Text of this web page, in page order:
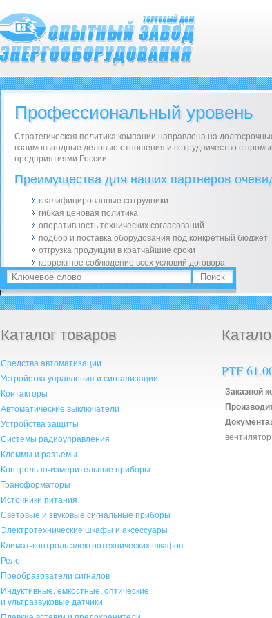
Профессиональный уровень
Стратегическая политика компании направлена на
взаимовыгодные деловые отношения и сотрудничество с
предприятиями России.
Преимущества для наших партнеров
квалифицированные сотрудники
гибкая ценовая политика
оперативность технических согласований
подбор и поставка оборудования под конкретный бюджет
отгрузка продукции в кратчайшие сроки
корректное соблюдение всех условий договора
Каталог товаров
Средства автоматизации
Устройства управления и сигнализации
Контакторы
Автоматические выключатели
Устройства защиты
Системы радиоуправления
Клеммы и разъемы
Контрольно-измерительные приборы
Трансформаторы
Источники питания
Световые и звуковые сигнальные приборы
Электротехнические шкафы и аксессуары
Климат-контроль электротехнических шкафов
Реле
Преобразователи сигналов
Индуктивные, емкостные, оптические
и ультразвуковые датчики
PTF
Заказной